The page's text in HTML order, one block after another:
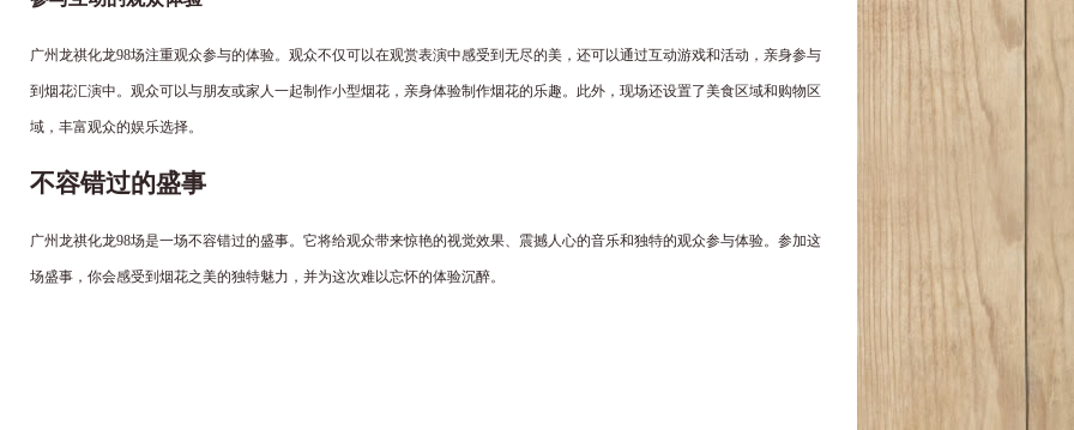
广州龙祺化龙98场注重观众参与的体验。观众不仅可以在观赏表演中感受到无尽的美，还可以通过互动游戏和活动，亲身参与
到烟花汇演中。观众可以与朋友或家人一起制作小型烟花，亲身体验制作烟花的乐趣。此外，现场还设置了美食区域和购物区
域，丰富观众的娱乐选择。
不容错过的盛事
广州龙祺化龙98场是一场不容错过的盛事。它将给观众带来惊艳的视觉效果、震撼人心的音乐和独特的观众参与体验。参加这
场盛事，你会感受到烟花之美的独特魅力，并为这次难以忘怀的体验沉醉。